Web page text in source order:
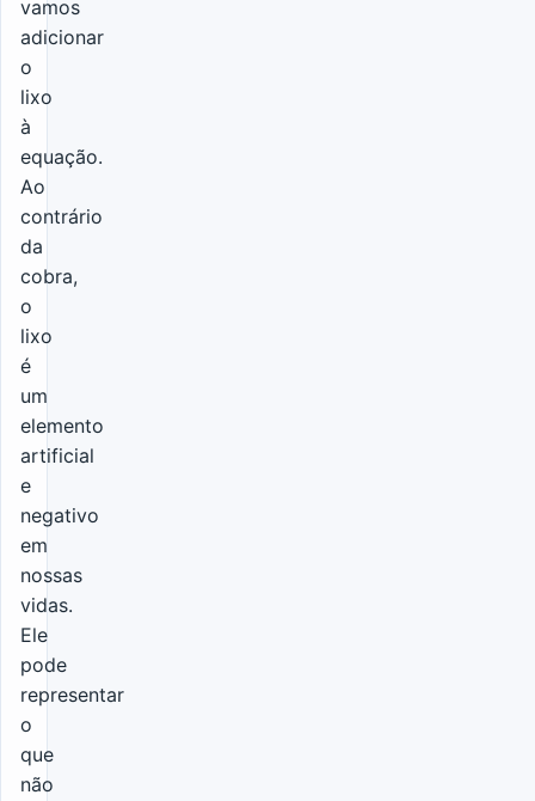
vamos
adicionar
o
lixo
à
equação.
Ao
contrário
da
cobra,
o
lixo
é
um
elemento
artificial
e
negativo
em
nossas
vidas.
Ele
pode
representar
o
que
não